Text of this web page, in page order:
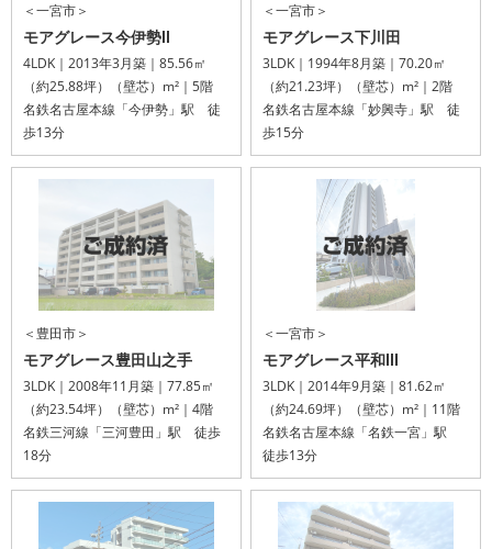
＜一宮市＞
モアグレース今伊勢Ⅱ
4LDK｜2013年3月築｜85.56㎡
（約25.88坪）（壁芯）m²｜5階
名鉄名古屋本線「今伊勢」駅 徒
歩13分
＜一宮市＞
モアグレース下川田
3LDK｜1994年8月築｜70.20㎡
（約21.23坪）（壁芯）m²｜2階
名鉄名古屋本線「妙興寺」駅 徒
歩15分
＜豊田市＞
モアグレース豊田山之手
3LDK｜2008年11月築｜77.85㎡
（約23.54坪）（壁芯）m²｜4階
名鉄三河線「三河豊田」駅 徒歩
18分
＜一宮市＞
モアグレース平和Ⅲ
3LDK｜2014年9月築｜81.62㎡
（約24.69坪）（壁芯）m²｜11階
名鉄名古屋本線「名鉄一宮」駅
徒歩13分